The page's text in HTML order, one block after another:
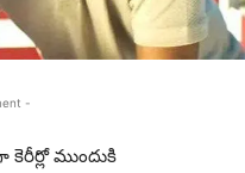
-
ముందుకి